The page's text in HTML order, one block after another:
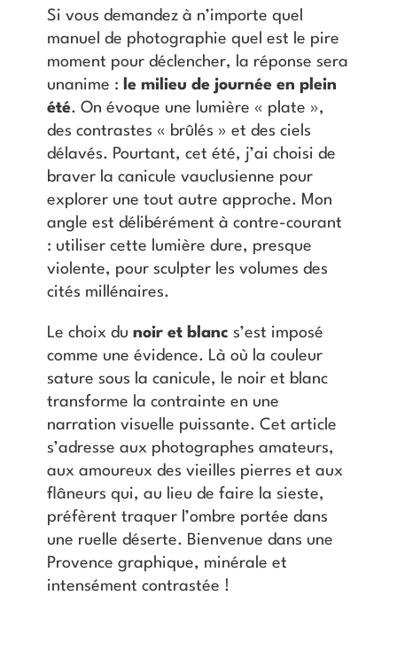
Si vous demandez à n’importe quel
manuel de photographie quel est le pire
moment pour déclencher, la réponse sera
unanime :
le milieu de journée en plein
été. On évoque une lumière « plate »,
des contrastes « brûlés » et des ciels
délavés. Pourtant, cet été, j’ai choisi de
braver la canicule vauclusienne pour
explorer une tout autre approche. Mon
angle est délibérément à contre-courant
: utiliser cette lumière dure, presque
violente, pour sculpter les volumes des
cités millénaires.
Le choix du noir et blanc s’est imposé
comme une évidence. Là où la couleur
sature sous la canicule, le noir et blanc
transforme la contrainte en une
narration visuelle puissante. Cet article
s’adresse aux photographes amateurs,
aux amoureux des vieilles pierres et aux
flâneurs qui, au lieu de faire la sieste,
préfèrent traquer l’ombre portée dans
une ruelle déserte. Bienvenue dans une
Provence graphique, minérale et
intensément contrastée !